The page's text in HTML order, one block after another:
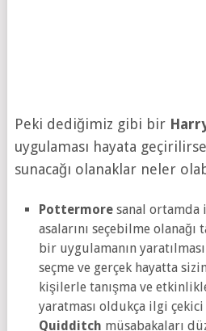
Peki dediğimiz gibi bir
uygulaması hayata
sunacağı olanaklar neler
Pottermoresanal ortamda
asalarını seçebilme olanağı
bir uygulamanın
seçme ve gerçek hayatta
kişilerle tanışma ve
yaratması oldukça ilgi çekici
Quidditch müsabakaları